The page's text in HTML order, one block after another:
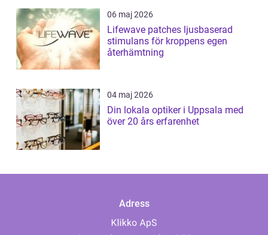
06 maj 2026
Lifewave patches ljusbaserad
stimulans för kroppens egen
återhämtning
04 maj 2026
Din lokala optiker i Uppsala med
över 20 års erfarenhet
Adress